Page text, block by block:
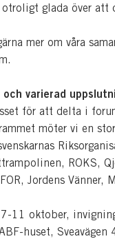
otroligt glada över att
mer om våra
och varierad
för att delta i
möter vi en
ROKS,
Jordens Vänner,
7-11 oktober,
huset,